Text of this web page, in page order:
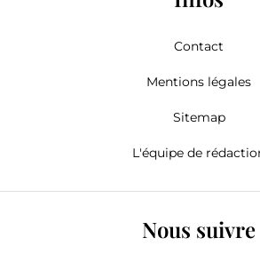
Contact
Mentions légales
Sitemap
L'équipe de
Nous suivre